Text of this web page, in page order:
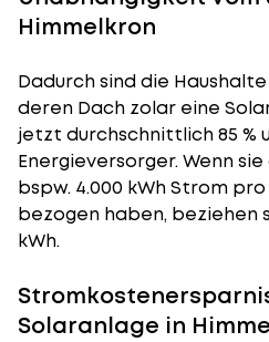
Himmelkron
Dadurch sind die
deren Dach zolar eine
jetzt durchschnittlich 85 %
Energieversorger. Wenn
bspw. 4.000 kWh Strom
bezogen haben, beziehen
kWh.
Solaranlage in